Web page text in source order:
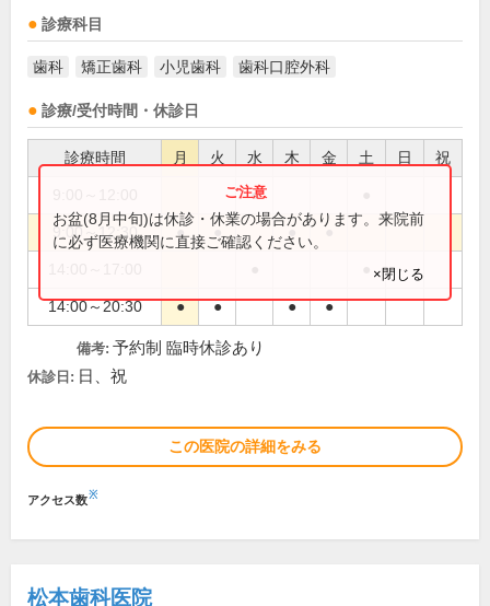
診療科目
歯科 矯正歯科 小児歯科 歯科口腔外科
診療/受付時間・休診日
診療時間 月 火 水 木 金 土 日 祝
●
9:00～12:30 ● ● ● ●
14:00～20:30 ● ● ● ●
お盆(8月中旬)は休診・休業の場合があります。来院前
に必ず医療機関に直接ご確認ください。
×閉じる
備考: 予約制 臨時休診あり
休診日: 日、祝
この医院の詳細をみる
アクセス数※
松本歯科医院